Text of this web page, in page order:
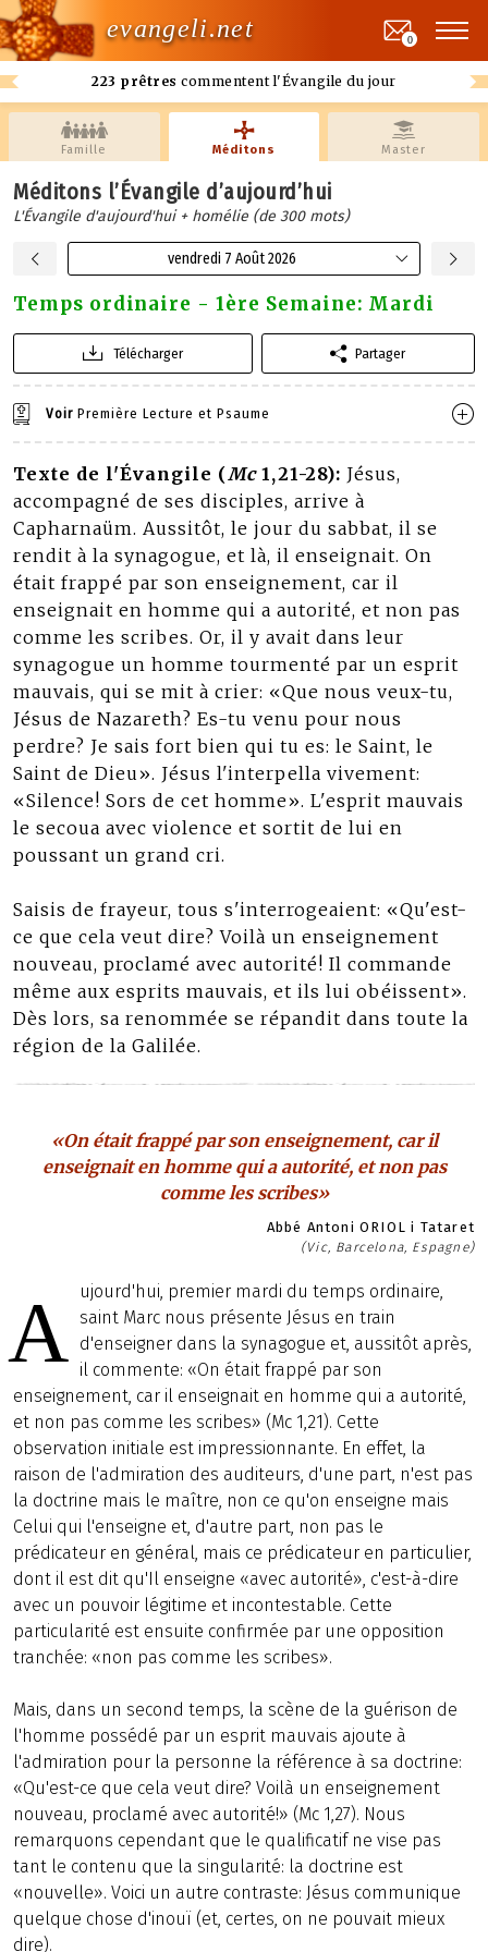
evangeli.net
223 prêtres commentent l'Évangile du jour
0
Famille Méditons Master
Méditons l’Évangile d’aujourd’hui
L'Évangile d'aujourd'hui + homélie (de 300 mots)
vendredi 7 Août 2026
Temps ordinaire - 1ère Semaine: Mardi
Télécharger Partager
Voir Première Lecture et Psaume
Texte de l'Évangile (Mc1,21-28): Jésus,
accompagné de ses disciples, arrive à
Capharnaüm. Aussitôt, le jour du sabbat, il se
rendit à la synagogue, et là, il enseignait. On
était frappé par son enseignement, car il
enseignait en homme qui a autorité, et non pas
comme les scribes. Or, il y avait dans leur
synagogue un homme tourmenté par un esprit
mauvais, qui se mit à crier: «Que nous veux-tu,
Jésus de Nazareth? Es-tu venu pour nous
perdre? Je sais fort bien qui tu es: le Saint, le
Saint de Dieu». Jésus l'interpella vivement:
«Silence! Sors de cet homme». L'esprit mauvais
le secoua avec violence et sortit de lui en
poussant un grand cri.
Saisis de frayeur, tous s'interrogeaient: «Qu'est-
ce que cela veut dire? Voilà un enseignement
nouveau, proclamé avec autorité! Il commande
même aux esprits mauvais, et ils lui obéissent».
Dès lors, sa renommée se répandit dans toute la
région de la Galilée.
«On était frappé par son enseignement, car il
enseignait en homme qui a autorité, et non pas
comme les scribes»
Abbé Antoni ORIOL i Tataret
(Vic, Barcelona, Espagne)
A
ujourd'hui, premier mardi du temps ordinaire,
saint Marc nous présente Jésus en train
d'enseigner dans la synagogue et, aussitôt après,
il commente: «On était frappé par son
enseignement, car il enseignait en homme qui a autorité,
et non pas comme les scribes» (Mc 1,21). Cette
observation initiale est impressionnante. En effet, la
raison de l'admiration des auditeurs, d'une part, n'est pas
la doctrine mais le maître, non ce qu'on enseigne mais
Celui qui l'enseigne et, d'autre part, non pas le
prédicateur en général, mais ce prédicateur en particulier,
dont il est dit qu'Il enseigne «avec autorité», c'est-à-dire
avec un pouvoir légitime et incontestable. Cette
particularité est ensuite confirmée par une opposition
tranchée: «non pas comme les scribes».
Mais, dans un second temps, la scène de la guérison de
l'homme possédé par un esprit mauvais ajoute à
l'admiration pour la personne la référence à sa doctrine:
«Qu'est-ce que cela veut dire? Voilà un enseignement
nouveau, proclamé avec autorité!» (Mc 1,27). Nous
remarquons cependant que le qualificatif ne vise pas
tant le contenu que la singularité: la doctrine est
«nouvelle». Voici un autre contraste: Jésus communique
quelque chose d'inouï (et, certes, on ne pouvait mieux
dire).